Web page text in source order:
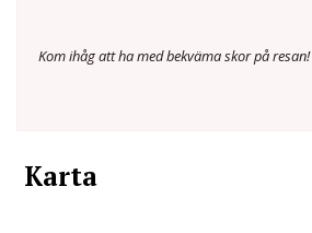
Kom ihåg att ha med bekväma skor på resan!
Karta